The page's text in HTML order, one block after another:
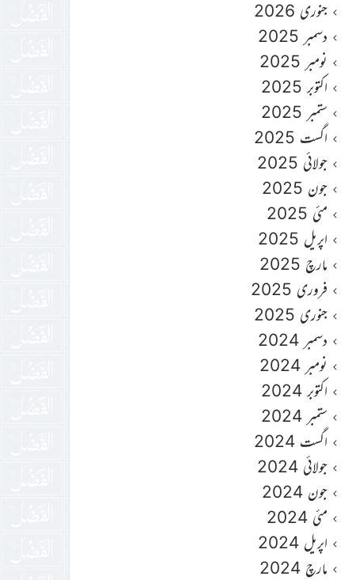
جنوری 2026
دسمبر 2025
نومبر 2025
اکتوبر 2025
ستمبر 2025
اگست 2025
جولائی 2025
جون 2025
مئی 2025
اپریل 2025
مارچ 2025
فروری 2025
جنوری 2025
دسمبر 2024
نومبر 2024
اکتوبر 2024
ستمبر 2024
اگست 2024
جولائی 2024
جون 2024
مئی 2024
اپریل 2024
مارچ 2024